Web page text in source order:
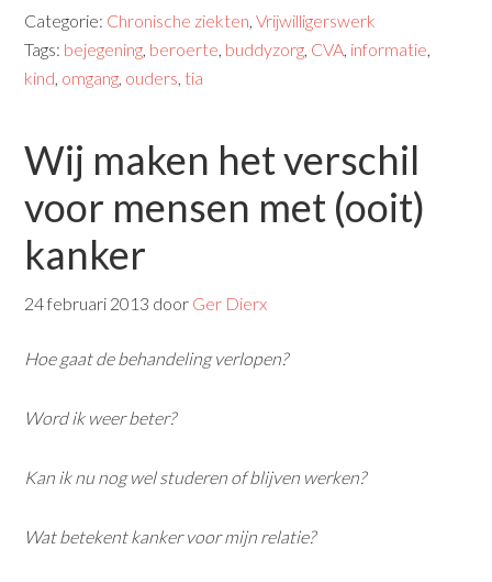
Categorie: Chronische ziekten,Vrijwilligerswerk
Tags: bejegening, beroerte, buddyzorg, CVA, informatie,
kind, omgang, ouders, tia
Wij maken het verschil
voor mensen met (ooit)
kanker
24 februari 2013 door Ger Dierx
Hoe gaat de behandeling verlopen?
Word ik weer beter?
Kan ik nu nog wel studeren of blijven werken?
Wat betekent kanker voor mijn relatie?